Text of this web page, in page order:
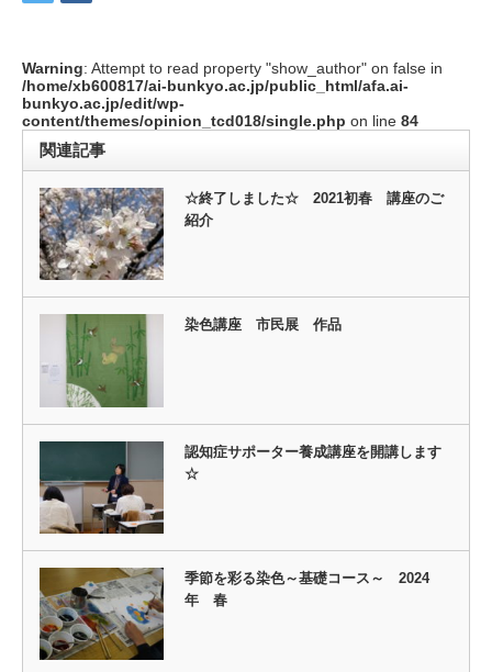
Warning: Attempt to read property "show_author" on false in
/home/xb600817/ai-bunkyo.ac.jp/public_html/afa.ai-
bunkyo.ac.jp/edit/wp-
content/themes/opinion_tcd018/single.php on line 84
関連記事
☆終了しました☆ 2021初春 講座のご
紹介
染色講座 市民展 作品
認知症サポーター養成講座を開講します
☆
季節を彩る染色～基礎コース～ 2024
年 春